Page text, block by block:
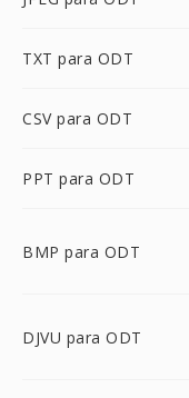
TXT para ODT
CSV para ODT
PPT para ODT
BMP para ODT
DJVU para ODT